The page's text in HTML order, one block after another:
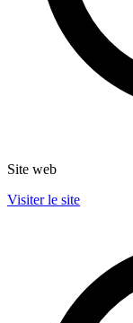
Site web
Visiter le site